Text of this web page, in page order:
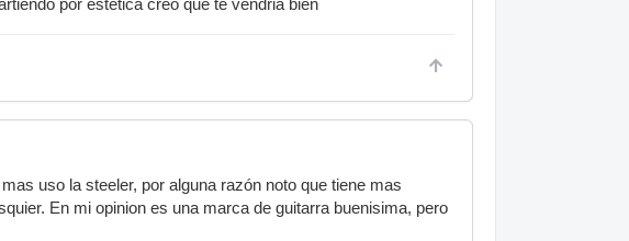
por estetica creo que te vendria bien
uso la steeler, por alguna razón noto que tiene mas
En mi opinion es una marca de guitarra buenisima, pero